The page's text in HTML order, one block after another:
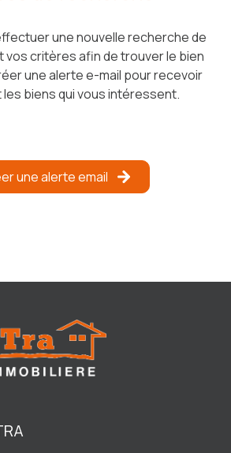
une nouvelle recherche de
vos critères afin de trouver le bien
une alerte e-mail pour recevoir
biens qui vous intéressent.
une alerte email